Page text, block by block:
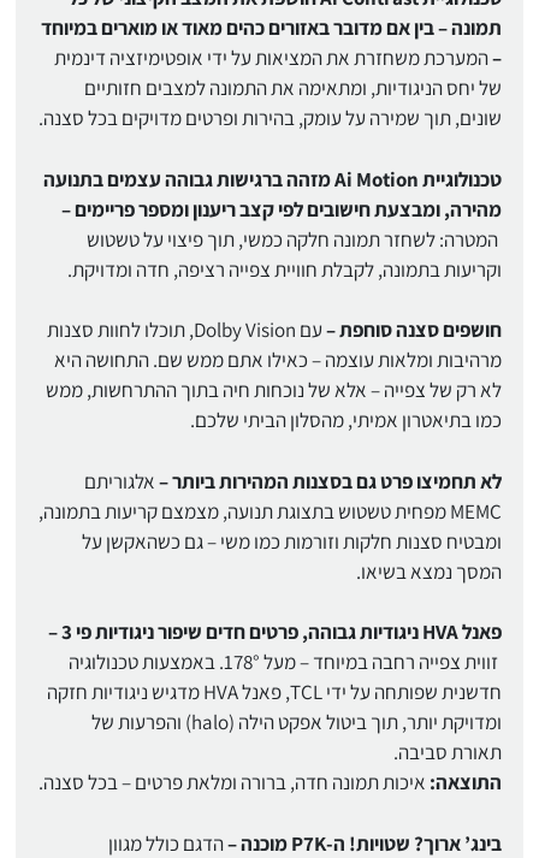
תמונה – בין אם מדובר באזורים כהים מאוד או מוארים במיוחד
–המערכת משחזרת את המציאות על ידי אופטימיזציה דינמית
של יחס הניגודיות, ומתאימה את התמונה למצבים חזותיים
שונים, תוך שמירה על עומק, בהירות ופרטים מדויקים בכל סצנה.
טכנולוגיית Ai Motion מזהה ברגישות גבוהה עצמים בתנועה
מהירה, ומבצעת חישובים לפי קצב ריענון ומספר פריימים –
המטרה: לשחזר תמונה חלקה כמשי, תוך פיצוי על טשטוש
וקריעות בתמונה, לקבלת חוויית צפייה רציפה, חדה ומדויקת.
חושפים סצנה סוחפת –
עם Dolby Vision, תוכלו לחוות סצנות
מרהיבות ומלאות עוצמה – כאילו אתם ממש שם. התחושה היא
לא רק של צפייה – אלא של נוכחות חיה בתוך ההתרחשות, ממש
כמו בתיאטרון אמיתי, מהסלון הביתי שלכם.
לא תחמיצו פרט גם בסצנות המהירות ביותר –אלגוריתם
MEMC מפחית טשטוש בתצוגת תנועה, מצמצם קריעות בתמונה,
ומבטיח סצנות חלקות וזורמות כמו משי – גם כשהאקשן על
המסך נמצא בשיאו.
פאנל HVA ניגודיות גבוהה, פרטים חדים שיפור ניגודיות פי 3 –
זווית צפייה רחבה במיוחד – מעל 178°. באמצעות טכנולוגיה
חדשנית שפותחה על ידי TCL, פאנל HVA מדגיש ניגודיות חזקה
ומדויקת יותר, תוך ביטול אפקט הילה (halo) והפרעות של
תאורת סביבה.
התוצאה: איכות תמונה חדה, ברורה ומלאת פרטים – בכל סצנה.
בינג’ ארוך? שטויות! ה-P7K מוכנה –
הדגם כולל מגוון